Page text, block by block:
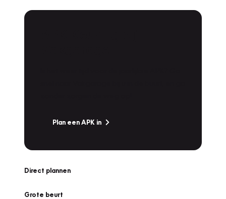
Plan een APK in
Direct plannen
Grote beurt